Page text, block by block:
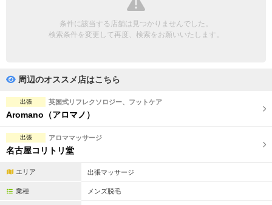
団体様歓迎
ペアルームあり
フットバスあり 岩盤浴あり
日本人スタッフのみ
スタッフ指名可
駅から徒歩5分以内
条件に該当する店舗は見つかりませんでした。
検索条件を変更して再度、検索をお願いいたします。
周辺のオススメ店はこちら
出張 英国式リフレクソロジー、フットケア
Aromano（アロマノ）
出張 アロママッサージ
名古屋コリトリ堂
エリア 出張マッサージ
業種 メンズ脱毛